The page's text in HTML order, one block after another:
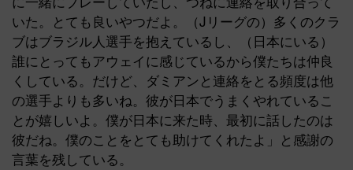
いた。とても良いやつだよ。（Jリーグの）多くのクラ
ブはブラジル人選手を抱えているし、（日本にいる）
誰にとってもアウェイに感じているから僕たちは仲良
くしている。だけど、ダミアンと連絡をとる頻度は他
の選手よりも多いね。彼が日本でうまくやれているこ
とが嬉しいよ。僕が日本に来た時、最初に話したのは
彼だね。僕のことをとても助けてくれたよ」と感謝の
言葉を残している。